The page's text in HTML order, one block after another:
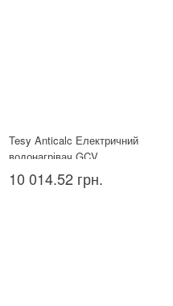
Tesy Anticalc Електричний
водонагрівач GCV
1004424D B14 TBR, 100л
10 014.52 грн.